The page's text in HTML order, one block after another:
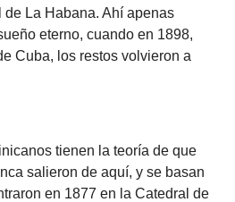
de La Habana. Ahí apenas
eterno, cuando en 1898,
Cuba, los restos volvieron a
tienen la teoría de que
salieron de aquí, y se basan
en 1877 en la Catedral de